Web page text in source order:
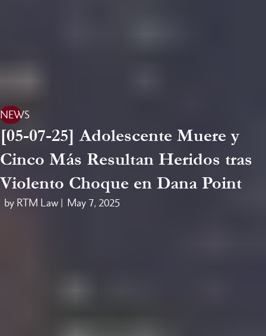
NEWS
[05-07-25] Adolescente Muere y
Cinco Más Resultan Heridos tras
Violento Choque en Dana Point
by RTM Law | May 7, 2025